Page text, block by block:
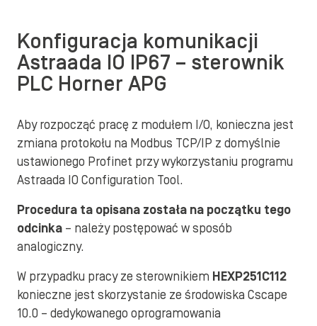
Konfiguracja komunikacji
Astraada IO IP67 – sterownik
PLC Horner APG
Aby rozpocząć pracę z modułem I/O, konieczna jest
zmiana protokołu na Modbus TCP/IP z domyślnie
ustawionego Profinet przy wykorzystaniu programu
Astraada IO Configuration Tool.
Procedura ta opisana została na początku tego
odcinka – należy postępować w sposób
analogiczny.
W przypadku pracy ze sterownikiem HEXP251C112
konieczne jest skorzystanie ze środowiska Cscape
10.0 – dedykowanego oprogramowania